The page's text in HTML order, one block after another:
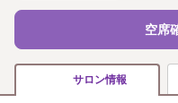
空席
サロン情報